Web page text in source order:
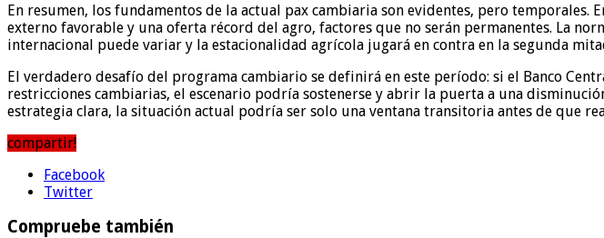
En resumen, los fundamentos de la actual pax cambiaria son evidentes, pero
externo favorable y una oferta récord del agro, factores que no serán permanentes. La
internacional puede variar y la estacionalidad agrícola jugará en contra en la segunda
El verdadero desafío del programa cambiario se definirá en este período: si el Banco
restricciones cambiarias, el escenario podría sostenerse y abrir la puerta a una
estrategia clara, la situación actual podría ser solo una ventana transitoria antes de que
compartir!
Facebook
Twitter
Compruebe también